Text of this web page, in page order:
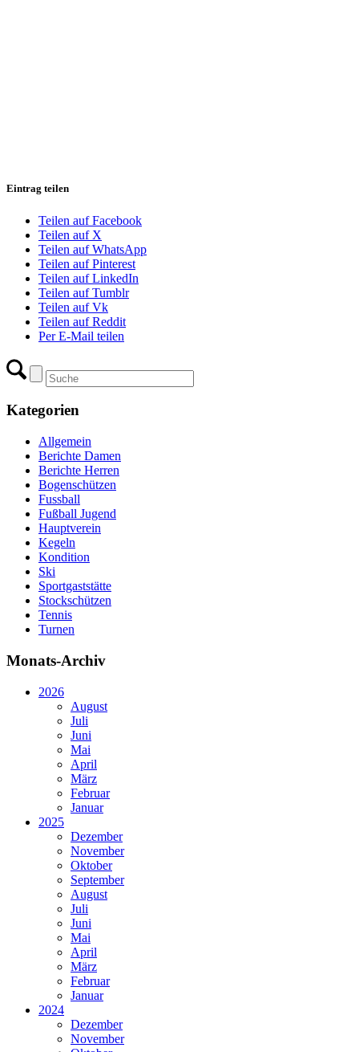
Eintrag teilen
Teilen auf Facebook
Teilen auf X
Teilen auf WhatsApp
Teilen auf Pinterest
Teilen auf LinkedIn
Teilen auf Tumblr
Teilen auf Vk
Teilen auf Reddit
Per E-Mail teilen
Kategorien
Allgemein
Berichte Damen
Berichte Herren
Bogenschützen
Fussball
Fußball Jugend
Hauptverein
Kegeln
Kondition
Ski
Sportgaststätte
Stockschützen
Tennis
Turnen
Monats-Archiv
2026
August
Juli
Juni
Mai
April
März
Februar
Januar
2025
Dezember
November
Oktober
September
August
Juli
Juni
Mai
April
März
Februar
Januar
2024
Dezember
November